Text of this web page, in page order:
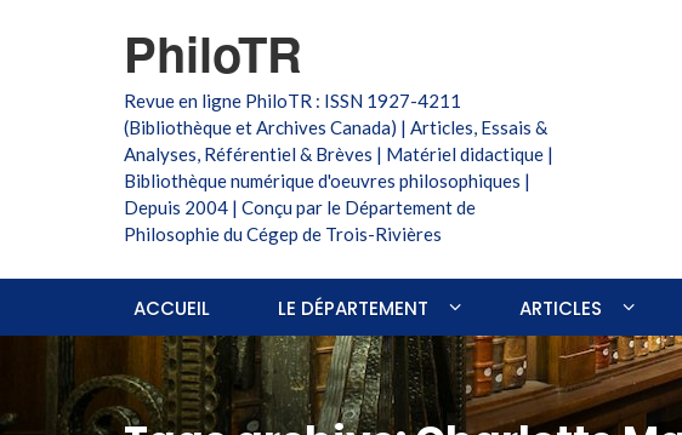
PhiloTR
Revue en ligne PhiloTR : ISSN 1927-4211
(Bibliothèque et Archives Canada) | Articles, Essais &
Analyses, Référentiel & Brèves | Matériel didactique |
Bibliothèque numérique d'oeuvres philosophiques |
Depuis 2004 | Conçu par le Département de
Philosophie du Cégep de Trois-Rivières
ACCUEIL LE DÉPARTEMENT ARTICLES